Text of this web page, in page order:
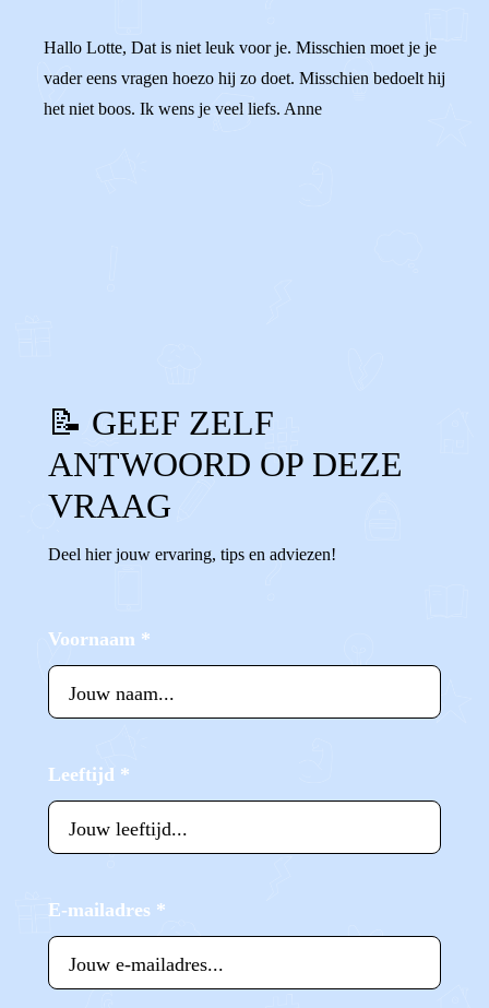
Hallo Lotte, Dat is niet leuk voor je. Misschien moet je je
vader eens vragen hoezo hij zo doet. Misschien bedoelt hij
het niet boos. Ik wens je veel liefs. Anne
📝 GEEF ZELF
ANTWOORD OP DEZE
VRAAG
Deel hier jouw ervaring, tips en adviezen!
Voornaam *
Leeftijd *
E-mailadres *